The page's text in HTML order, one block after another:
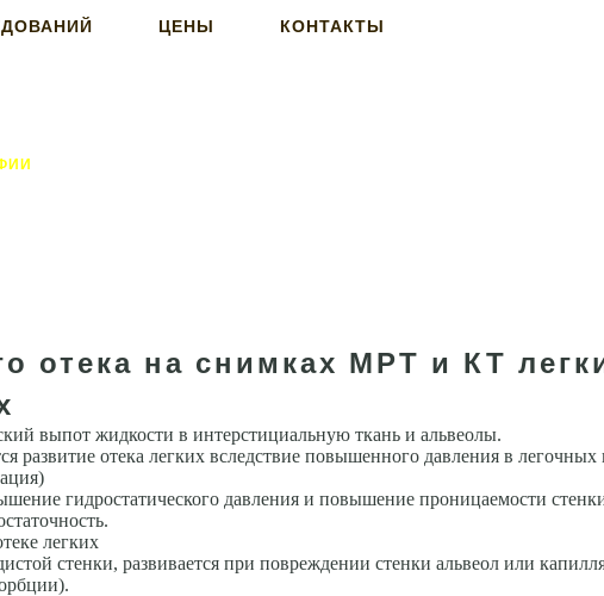
ЦЕНЫ КОНТАКТЫ
отека на снимках МРТ и КТ
выпот жидкости в интерстициальную ткань и альвеолы.
развитие отека легких вследствие повышен­ного давления в
гидростатического давления и повышение проницаемости
легких
стенки, развивается при повреждении стенки альвеол или